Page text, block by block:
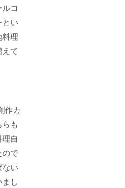
コ
い
料理
て
作カ
も
自
ので
ない
し